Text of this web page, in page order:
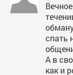
спать
А в
как и